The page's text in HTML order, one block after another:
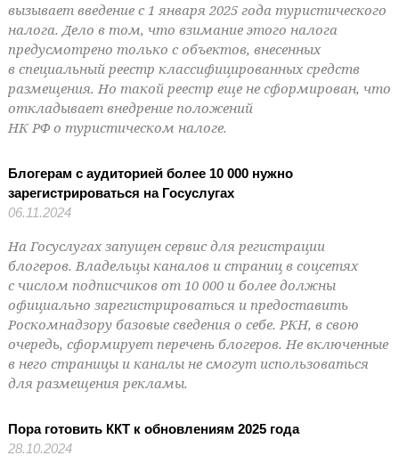
вызывает введение с 1 января 2025 года туристического
налога. Дело в том, что взимание этого налога
предусмотрено только с объектов, внесенных
в специальный реестр классифицированных средств
размещения. Но такой реестр еще не сформирован, что
откладывает внедрение положений
НК РФ о туристическом налоге.
Блогерам с аудиторией более 10 000 нужно
зарегистрироваться на Госуслугах
06.11.2024
На Госуслугах запущен сервис для регистрации
блогеров. Владельцы каналов и страниц в соцсетях
с числом подписчиков от 10 000 и более должны
официально зарегистрироваться и предоставить
Роскомнадзору базовые сведения о себе. РКН, в свою
очередь, сформирует перечень блогеров. Не включенные
в него страницы и каналы не смогут использоваться
для размещения рекламы.
Пора готовить ККТ к обновлениям 2025 года
28.10.2024